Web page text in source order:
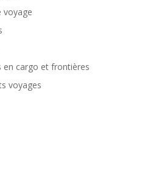
voyage
en cargo et frontières
voyages